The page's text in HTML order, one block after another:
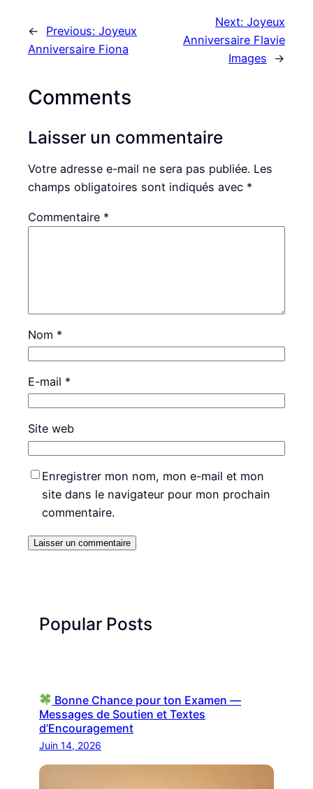
← Previous: Joyeux
Anniversaire Fiona
Next: Joyeux
Anniversaire Flavie
Images
→
Comments
Laisser un commentaire
Votre adresse e-mail ne sera pas publiée. Les
champs obligatoires sont indiqués avec *
Commentaire *
Nom *
E-mail *
Site web
Enregistrer mon nom, mon e-mail et mon
site dans le navigateur pour mon prochain
commentaire.
Popular Posts
Bonne Chance pour ton Examen —
Messages de Soutien et Textes
d’Encouragement
Juin 14, 2026